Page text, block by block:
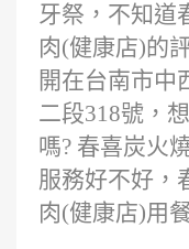
牙祭，不知道
肉(健康店)的
開在台南市中
二段318號，
嗎? 春喜炭火
服務好不好，
肉(健康店)用